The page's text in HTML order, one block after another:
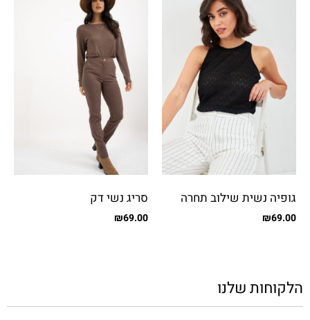
גופיה נשית שילוב תחרה
₪69.00
סריג נשי דק
₪69.00
הלקוחות שלנו